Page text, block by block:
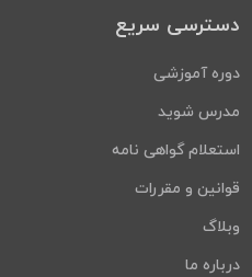
دسترسی سریع
دوره آموزشی
مدرس شوید
استعلام گواهی نامه
قوانین و مقررات
وبلاگ
درباره ما